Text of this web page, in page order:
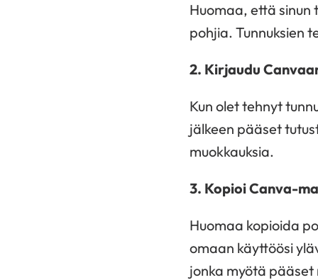
Huomaa, että
pohjia. Tunnuksien
2. Kirjaudu
Kun olet tehnyt
jälkeen pääset
muokkauksia.
3. Kopioi Canva-
Huomaa kopioida
omaan käyttöösi
jonka myötä